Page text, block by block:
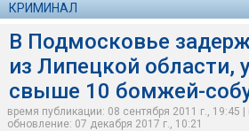
КРИМИНАЛ
В Подмосковье
из Липецкой области,
свыше 10 бомжей-
время публикации: 08 сентября 2011 г., 19:45
обновление: 07 декабря 2017 г., 10:21